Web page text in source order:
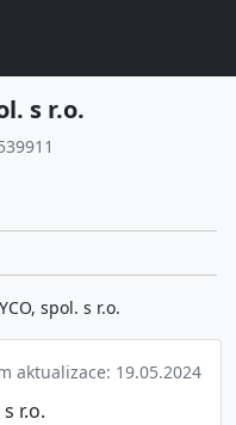
s r.o.
spol. s r.o.
aktualizace: 19.05.2024
r.o.